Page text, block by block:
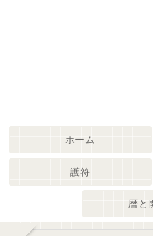
ホーム
護符
暦と